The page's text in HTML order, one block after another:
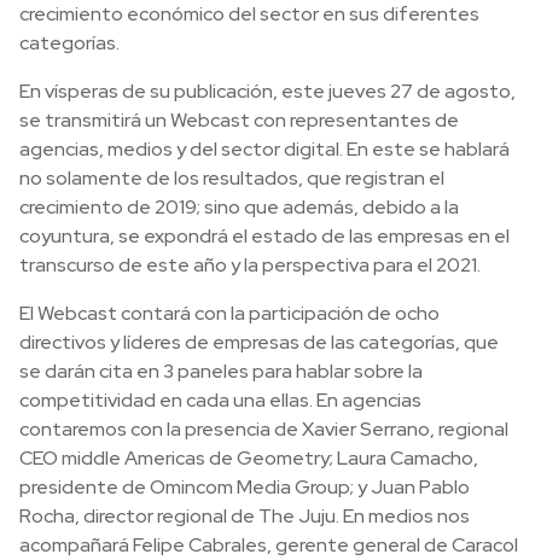
crecimiento económico del sector en sus diferentes
categorías.
En vísperas de su publicación, este jueves 27 de agosto,
se transmitirá un Webcast con representantes de
agencias, medios y del sector digital. En este se hablará
no solamente de los resultados, que registran el
crecimiento de 2019; sino que además, debido a la
coyuntura, se expondrá el estado de las empresas en el
transcurso de este año y la perspectiva para el 2021.
El Webcast contará con la participación de ocho
directivos y líderes de empresas de las categorías, que
se darán cita en 3 paneles para hablar sobre la
competitividad en cada una ellas. En agencias
contaremos con la presencia de Xavier Serrano, regional
CEO middle Americas de Geometry; Laura Camacho,
presidente de Omincom Media Group; y Juan Pablo
Rocha, director regional de The Juju. En medios nos
acompañará Felipe Cabrales, gerente general de Caracol